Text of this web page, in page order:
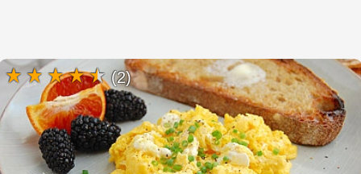
(2)